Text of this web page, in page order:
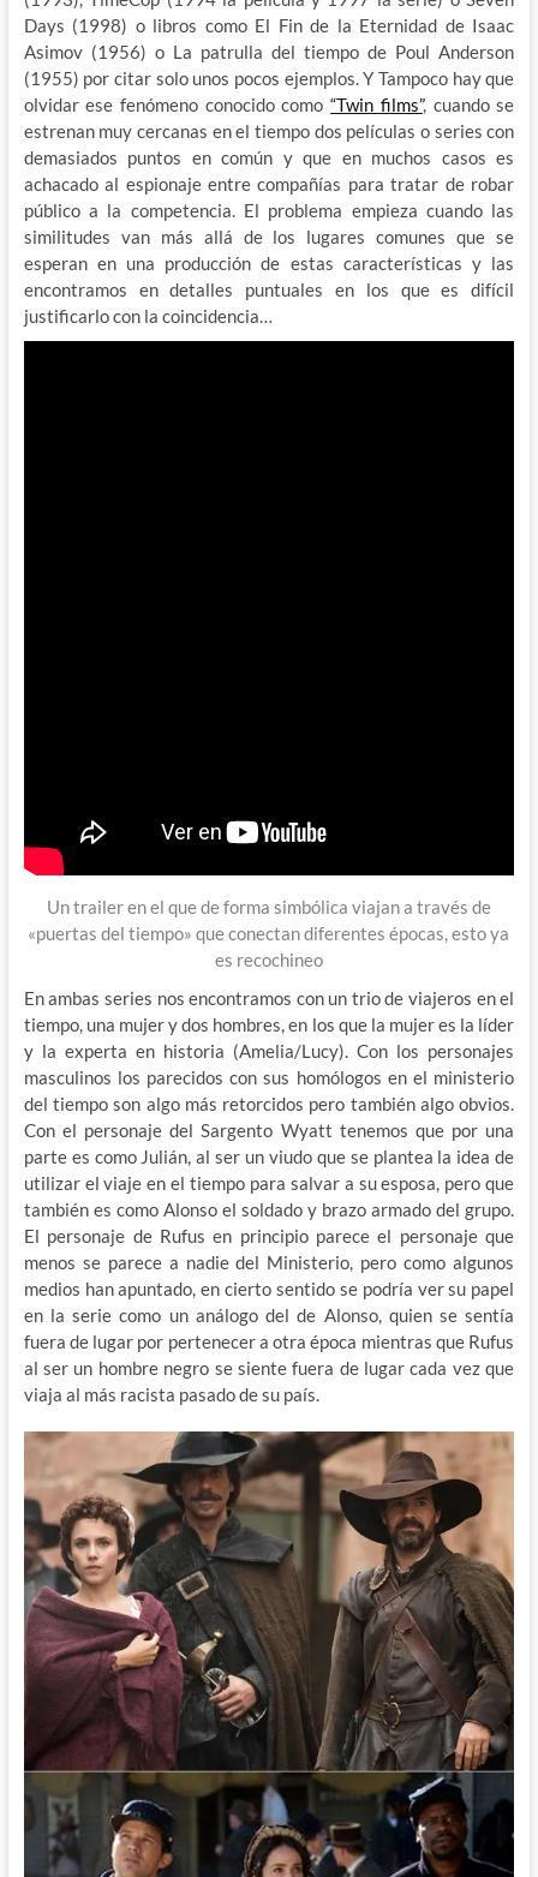
Days (1998) o libros como El Fin de la Eternidad de Isaac
Asimov (1956) o La patrulla del tiempo de Poul Anderson
(1955) por citar solo unos pocos ejemplos. Y Tampoco hay que
olvidar ese fenómeno conocido como“Twin films”, cuando se
estrenan muy cercanas en el tiempo dos películas o series con
demasiados puntos en común y que en muchos casos es
achacado al espionaje entre compañías para tratar de robar
público a la competencia. El problema empieza cuando las
similitudes van más allá de los lugares comunes que se
esperan en una producción de estas características y las
encontramos en detalles puntuales en los que es difícil
justificarlo con la coincidencia…
Un trailer en el que de forma simbólica viajan a través de
«puertas del tiempo» que conectan diferentes épocas, esto ya
es recochineo
En ambas series nos encontramos con un trio de viajeros en el
tiempo, una mujer y dos hombres, en los que la mujer es la líder
y la experta en historia (Amelia/Lucy). Con los personajes
masculinos los parecidos con sus homólogos en el ministerio
del tiempo son algo más retorcidos pero también algo obvios.
Con el personaje del Sargento Wyatt tenemos que por una
parte es como Julián, al ser un viudo que se plantea la idea de
utilizar el viaje en el tiempo para salvar a su esposa, pero que
también es como Alonso el soldado y brazo armado del grupo.
El personaje de Rufus en principio parece el personaje que
menos se parece a nadie del Ministerio, pero como algunos
medios han apuntado, en cierto sentido se podría ver su papel
en la serie como un análogo del de Alonso, quien se sentía
fuera de lugar por pertenecer a otra época mientras que Rufus
al ser un hombre negro se siente fuera de lugar cada vez que
viaja al más racista pasado de su país.